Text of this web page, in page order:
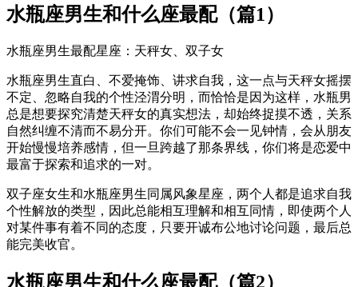
水瓶座男生和什么座最配（篇1）
水瓶座男生最配星座：天秤女、双子女
水瓶座男生直白、不爱掩饰、讲求自我，这一点与天秤女摇摆
不定、忽略自我的个性泾渭分明，而恰恰是因为这样，水瓶男
总是想要探究清楚天秤女的真实想法，却始终捉摸不透，关系
自然纠缠不清而不易分开。你们可能不会一见钟情，会从朋友
开始慢慢培养感情，但一旦跨越了那条界线，你们将是恋爱中
最富于探索和追求的一对。
双子座女生和水瓶座男生同属风象星座，两个人都是追求自我
个性解放的类型，因此总能相互理解和相互同情，即使两个人
对某件事有着不同的态度，只要开诚布公地讨论问题，最后总
能完美收官。
水瓶座男生和什么座最配（篇2）